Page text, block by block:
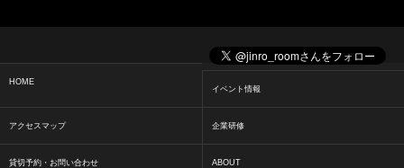
HOME
イベント情報
アクセスマップ 企業研修
貸切予約・お問い合わせ ABOUT